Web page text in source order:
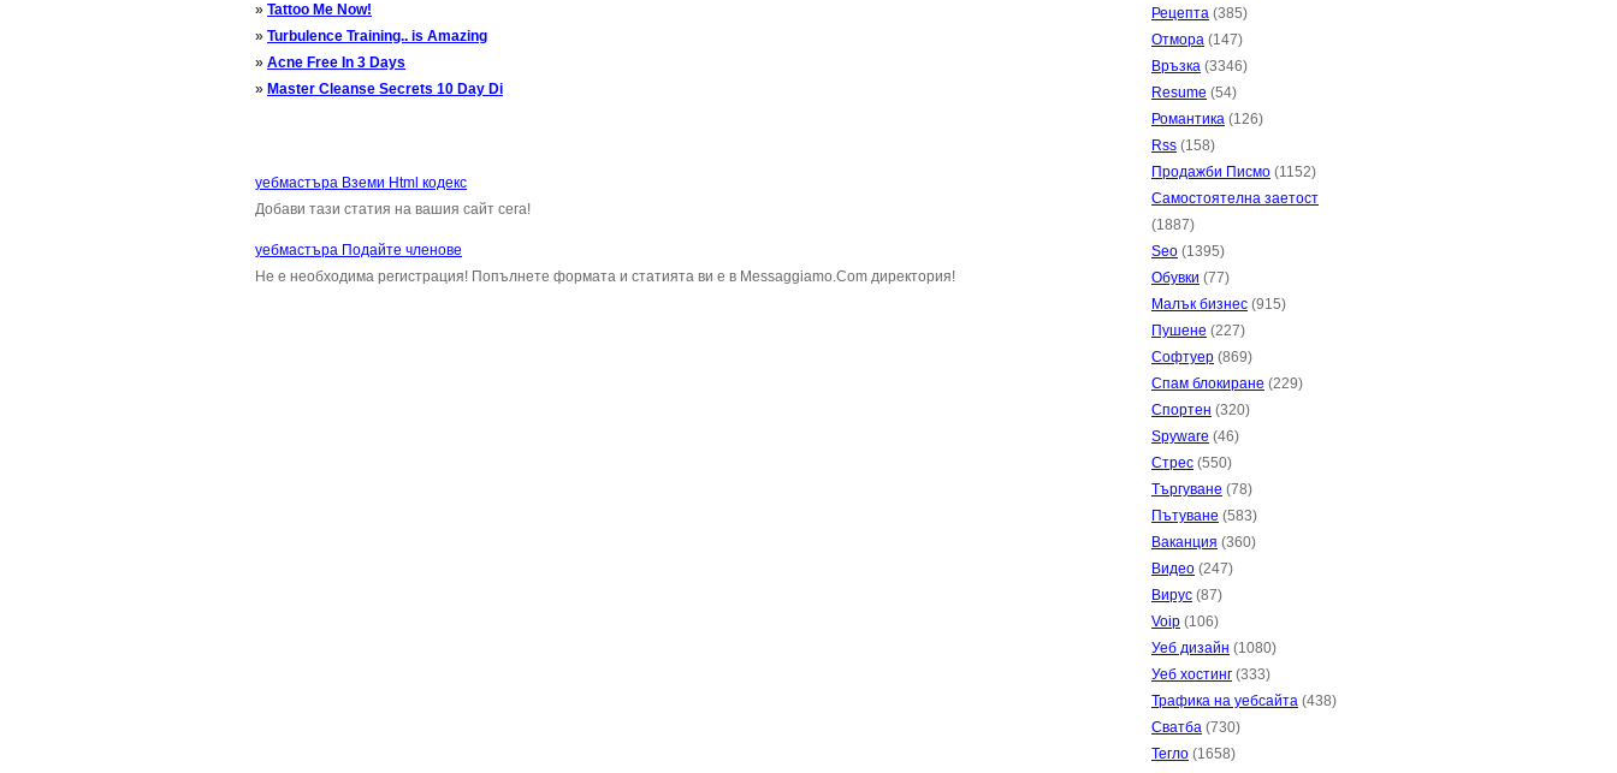
» Tattoo Me Now!
» Turbulence Training.. is Amazing
» Acne Free In 3 Days
» Master Cleanse Secrets 10 Day Di
уебмастъра Вземи Html кодекс
Добави тази статия на вашия сайт сега!
уебмастъра Подайте членове
Не е необходима регистрация! Попълнете формата и статията ви е в Messaggiamo.Com директория!
Рецепта (385)
Отмора (147)
Връзка (3346)
Resume (54)
Романтика (126)
Rss (158)
Продажби Писмо (1152)
Самостоятелна заетост
(1887)
Seo (1395)
Обувки (77)
Малък бизнес (915)
Пушене (227)
Софтуер (869)
Спам блокиране (229)
Спортен (320)
Spyware (46)
Стрес (550)
Търгуване (78)
Пътуване (583)
Ваканция (360)
Видео (247)
Вирус (87)
Voip (106)
Уеб дизайн (1080)
Уеб хостинг (333)
Трафика на уебсайта (438)
Сватба (730)
Тегло (1658)